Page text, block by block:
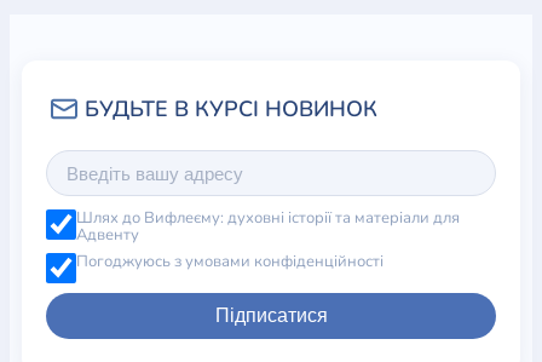
Шлях до Вифлеєму: духовні історії та матеріали для
Адвенту
Погоджуюсь з умовами конфіденційності
Підписатися